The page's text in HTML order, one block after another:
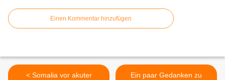
Einen Kommentar hinzufügen
< Somalia vor akuter
Ein paar Gedanken zu